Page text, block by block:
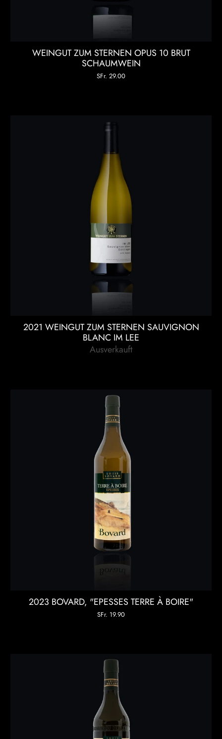
WEINGUT ZUM STERNEN OPUS 10 BRUT
SCHAUMWEIN
SFr. 29.00
2021 WEINGUT ZUM STERNEN SAUVIGNON
BLANC IM LEE
Ausverkauft
2023 BOVARD, "EPESSES TERRE À BOIRE"
SFr. 19.90